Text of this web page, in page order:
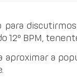
12º BPM,
a